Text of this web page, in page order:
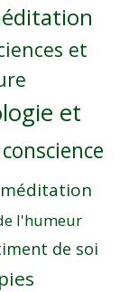
et
et
l'humeur
de soi